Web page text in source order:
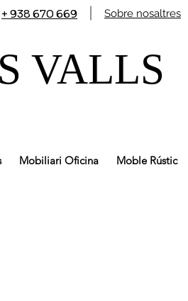
Sobre nosaltres
+ 938 670 669
VALLS
Mobiliari Oficina Moble Rústic